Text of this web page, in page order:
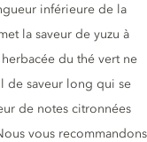
inférieure de la
la saveur de yuzu à
du thé vert ne
de saveur long qui se
de notes citronnées
vous recommandons